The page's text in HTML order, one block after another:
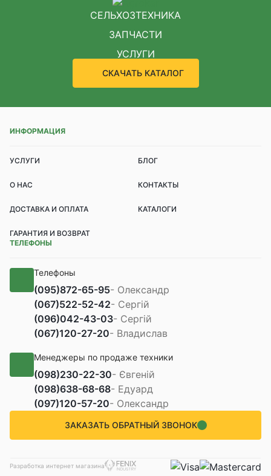
СЕЛЬХОЗТЕХНИКА
ЗАПЧАСТИ
УСЛУГИ
СКАЧАТЬ КАТАЛОГ
ИНФОРМАЦИЯ
УСЛУГИ БЛОГ
О НАС КОНТАКТЫ
ДОСТАВКА И ОПЛАТА КАТАЛОГИ
ГАРАНТИЯ И ВОЗВРАТ
ТЕЛЕФОНЫ
Телефоны
(095)872-65-95- Олександр
(067)522-52-42- Сергій
(096)042-43-03- Сергій
(067)120-27-20- Владислав
Менеджеры по продаже техники
(098)230-22-30- Євгеній
(098)638-68-68- Едуард
(097)120-57-20- Олександр
Разработка интернет магазина
ЗАКАЗАТЬ ОБРАТНЫЙ ЗВОНОК